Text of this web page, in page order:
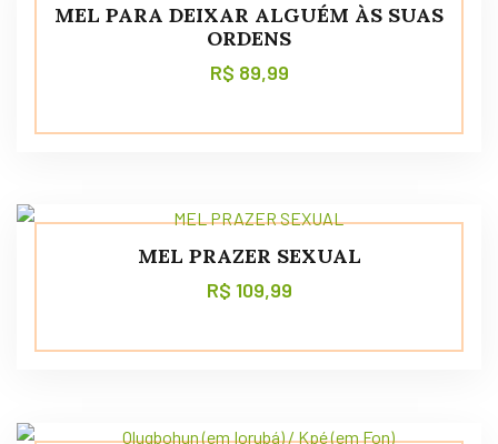
MEL PARA DEIXAR ALGUÉM ÀS SUAS
ORDENS
R$ 89,99
MEL PRAZER SEXUAL
R$ 109,99